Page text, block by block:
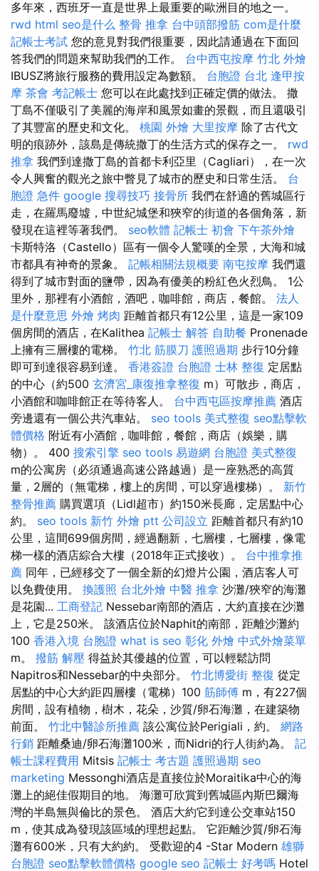
多年來，西班牙一直是世界上最重要的歐洲目的地之一。
rwd html seo是什么 整骨 推拿 台中頭部撥筋 com是什麼
記帳士考試 您的意見對我們很重要，因此請通過在下面回
答我們的問題來幫助我們的工作。 台中西屯按摩 竹北 外燴
IBUSZ將旅行服務的費用設定為數額。 台胞證 台北 逢甲按
摩 茶會 考記帳士 您可以在此處找到正確定價的做法。 撒
丁島不僅吸引了美麗的海岸和風景如畫的景觀，而且還吸引
了其豐富的歷史和文化。 桃園 外燴 大里按摩 除了古代文
明的痕跡外，該島是傳統撒丁的生活方式的保存之一。 rwd
推拿 我們到達撒丁島的首都卡利亞里（Cagliari），在一次
令人興奮的觀光之旅中瞥見了城市的歷史和日常生活。 台
胞證 急件 google 搜尋技巧 接骨所 我們在舒適的舊城區行
走，在羅馬廢墟，中世紀城堡和狹窄的街道的各個角落，新
發現在這裡等著我們。 seo軟體 記帳士 初會 下午茶外燴
卡斯特洛（Castello）區有一個令人驚嘆的全景，大海和城
市都具有神奇的景象。 記帳相關法規概要 南屯按摩 我們還
得到了城市對面的鹽帶，因為有優美的粉紅色火烈鳥。 1公
里外，那裡有小酒館，酒吧，咖啡館，商店，餐館。 法人
是什麼意思 外燴 烤肉 距離首都只有12公里，這是一家109
個房間的酒店，在Kalithea 記帳士 解答 自助餐 Pronenade
上擁有三層樓的電梯。 竹北 筋膜刀 護照過期 步行10分鐘
即可到達很容易到達。 香港簽證 台胞證 士林 整復 定居點
的中心（約500 玄濟宮_康復推拿整復 m）可散步，商店，
小酒館和咖啡館正在等待客人。 台中西屯區按摩推薦 酒店
旁邊還有一個公共汽車站。 seo tools 美式整復 seo點擊軟
體價格 附近有小酒館，咖啡館，餐館，商店（娛樂，購
物）。 400 搜索引擎 seo tools 易遊網 台胞證 美式整復
m的公寓房（必須通過高速公路越過）是一座熟悉的高質
量，2層的（無電梯，樓上的房間，可以穿過樓梯）。 新竹
整骨推薦 購買選項（Lidl超市）約150米長廊，定居點中心
約。 seo tools 新竹 外燴 ptt 公司設立 距離首都只有約10
公里，這間699個房間，經過翻新，七層樓，七層樓，像電
梯一樣的酒店綜合大樓（2018年正式接收）。 台中推拿推
薦 同年，已經移交了一個全新的幻燈片公園，酒店客人可
以免費使用。 換護照 台北外燴 中醫 推拿 沙灘/狹窄的海灘
是花園... 工商登記 Nessebar南部的酒店，大約直接在沙灘
上，它是250米。 該酒店位於Naphit的南部，距離沙灘約
100 香港入境 台胞證 what is seo 彰化 外燴 中式外燴菜單
m。 撥筋 解壓 得益於其優越的位置，可以輕鬆訪問
Napitros和Nessebar的中央部分。 竹北博愛街 整復 從定
居點的中心大約距四層樓（電梯）100 筋師傅 m，有227個
房間，設有植物，樹木，花朵，沙質/卵石海灘，在建築物
前面。 竹北中醫診所推薦 該公寓位於Perigiali，約。 網路
行銷 距離桑迪/卵石海灘100米，而Nidri的行人街約為。 記
帳士課程費用 Mitsis 記帳士 考古題 護照過期 seo
marketing Messonghi酒店是直接位於Moraitika中心的海
灘上的絕佳假期目的地。 海灘可欣賞到舊城區內斯巴爾海
灣的半島無與倫比的景色。 酒店大約它到達公交車站150
m，使其成為發現該區域的理想起點。 它距離沙質/卵石海
灘有600米，只有大約約。 受歡迎的4 -Star Modern 雄獅
台胞證 seo點擊軟體價格 google seo 記帳士 好考嗎 Hotel